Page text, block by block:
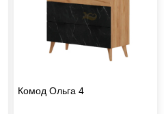
Комод Ольга 4